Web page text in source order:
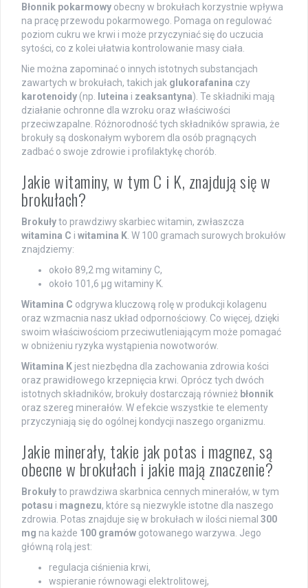
Błonnik pokarmowy obecny w brokułach korzystnie wpływa
na pracę przewodu pokarmowego. Pomaga on regulować
poziom cukru we krwi i może przyczyniać się do uczucia
sytości, co z kolei ułatwia kontrolowanie masy ciała.
Nie można zapominać o innych istotnych substancjach
zawartych w brokułach, takich jak glukorafanina czy
karotenoidy (np. luteina i zeaksantyna). Te składniki mają
działanie ochronne dla wzroku oraz właściwości
przeciwzapalne. Różnorodność tych składników sprawia, że
brokuły są doskonałym wyborem dla osób pragnących
zadbać o swoje zdrowie i profilaktykę chorób.
Jakie witaminy, w tym C i K, znajdują się w
brokułach?
Brokułyto prawdziwy skarbiec witamin, zwłaszcza
witamina C i witamina K . W 100 gramach surowych brokułów
znajdziemy:
około 89,2 mg witaminy C,
około 101,6 µg witaminy K.
Witamina C odgrywa kluczową rolę w produkcji kolagenu
oraz wzmacnia nasz układ odpornościowy. Co więcej, dzięki
swoim właściwościom przeciwutleniającym może pomagać
w obniżeniu ryzyka wystąpienia nowotworów.
Witamina K jest niezbędna dla zachowania zdrowia kości
oraz prawidłowego krzepnięcia krwi. Oprócz tych dwóch
istotnych składników, brokuły dostarczają również błonnik
oraz szereg minerałów. W efekcie wszystkie te elementy
przyczyniają się do ogólnej kondycji naszego organizmu.
Jakie minerały, takie jak potas i magnez, są
obecne w brokułach i jakie mają znaczenie?
Brokułyto prawdziwa skarbnica cennych minerałów, w tym
potasu i magnezu, które są niezwykle istotne dla naszego
zdrowia. Potas znajduje się w brokułach w ilości niemal 300
mg na każde 100 gramów gotowanego warzywa. Jego
główną rolą jest:
regulacja ciśnienia krwi,
wspieranie równowagi elektrolitowej,